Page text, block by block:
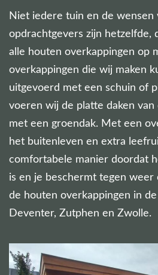
Niet iedere tuin en de wensen
opdrachtgevers zijn hetzelfde,
alle houten overkappingen op
overkappingen die wij maken
uitgevoerd met een schuin of
voeren wij de platte daken
met een groendak. Met een
het buitenleven en extra
comfortabele manier doordat
is en je beschermt tegen weer
de houten overkappingen in de
Deventer, Zutphen en Zwolle.